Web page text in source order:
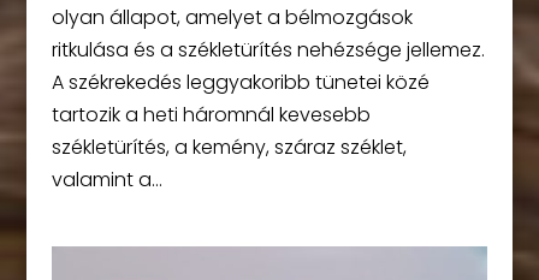
olyan állapot, amelyet a bélmozgások
ritkulása és a székletürítés nehézsége jellemez.
A székrekedés leggyakoribb tünetei közé
tartozik a heti háromnál kevesebb
székletürítés, a kemény, száraz széklet,
valamint a...